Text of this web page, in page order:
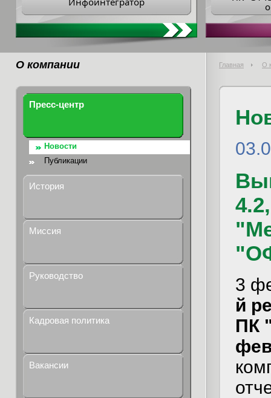
О компании Главная О
Пресс-центр
Новости
Публикации
История
Миссия
Руководство
Кадровая политика
Вакансии
3
й
ПК